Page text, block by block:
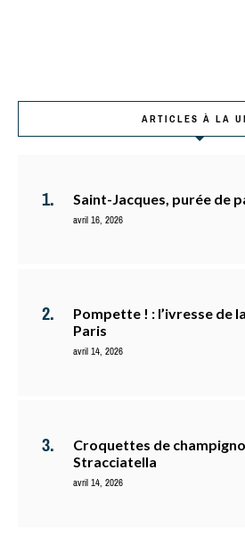
ARTICLES À LA
Saint-Jacques, purée de
avril 16, 2026
Pompette ! : l’ivresse de
Paris
avril 14, 2026
Croquettes de
Stracciatella
avril 14, 2026